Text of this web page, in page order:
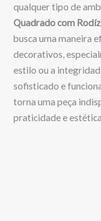
qualquer tipo de
Quadrado com
busca uma maneira
decorativos,
estilo ou a
sofisticado e
torna uma peça
praticidade e